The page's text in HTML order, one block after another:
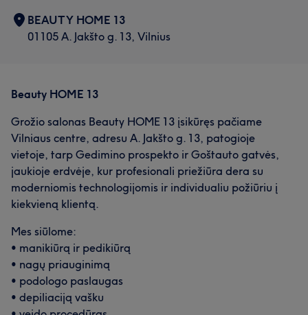
𝐤𝐨𝐫𝐭𝐞𝐥𝐞̇, 𝐨 𝐚𝐬̌ 𝐩𝐚𝐬𝐢𝐫𝐮̄𝐩𝐢𝐧𝐬𝐢𝐮, 𝐤𝐚𝐝 𝐣𝐨𝐬 𝐛𝐮̄𝐭𝐮̨ 𝐧𝐞𝐩𝐫𝐢𝐞𝐤𝐚𝐢𝐬̌𝐭𝐢𝐧𝐠𝐨𝐬".
Dirba su Viktorija Boro ir Emi kosmetika.
Nagai
Depiliacija
Darbų galerija
Mūsų klientų nuomonė apie darbuotoją: Vitalij
Aukštos kvalifikacijos
BEAUTY HOME 13
01105 A. Jakšto g. 13, Vilnius
Beauty HOME 13
Grožio salonas Beauty HOME 13 įsikūręs pačiame
Vilniaus centre, adresu A. Jakšto g. 13, patogioje
vietoje, tarp Gedimino prospekto ir Goštauto gatvės,
jaukioje erdvėje, kur profesionali priežiūra dera su
moderniomis technologijomis ir individualiu požiūriu į
kiekvieną klientą.
Mes siūlome:
• manikiūrą ir pedikiūrą
• nagų priauginimą
• podologo paslaugas
• depiliaciją vašku